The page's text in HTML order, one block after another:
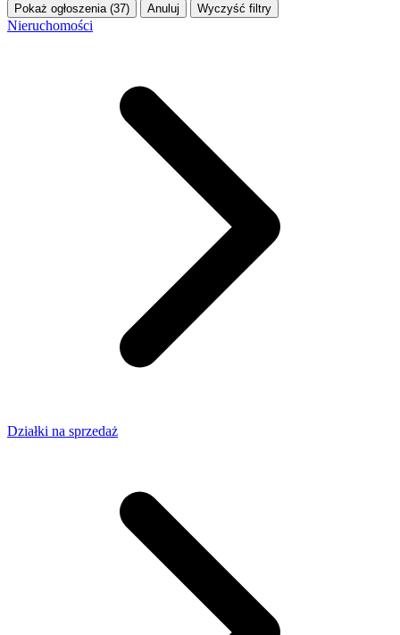
Pokaż ogłoszenia (37)
Anuluj Wyczyść filtry
Nieruchomości
Działki na sprzedaż